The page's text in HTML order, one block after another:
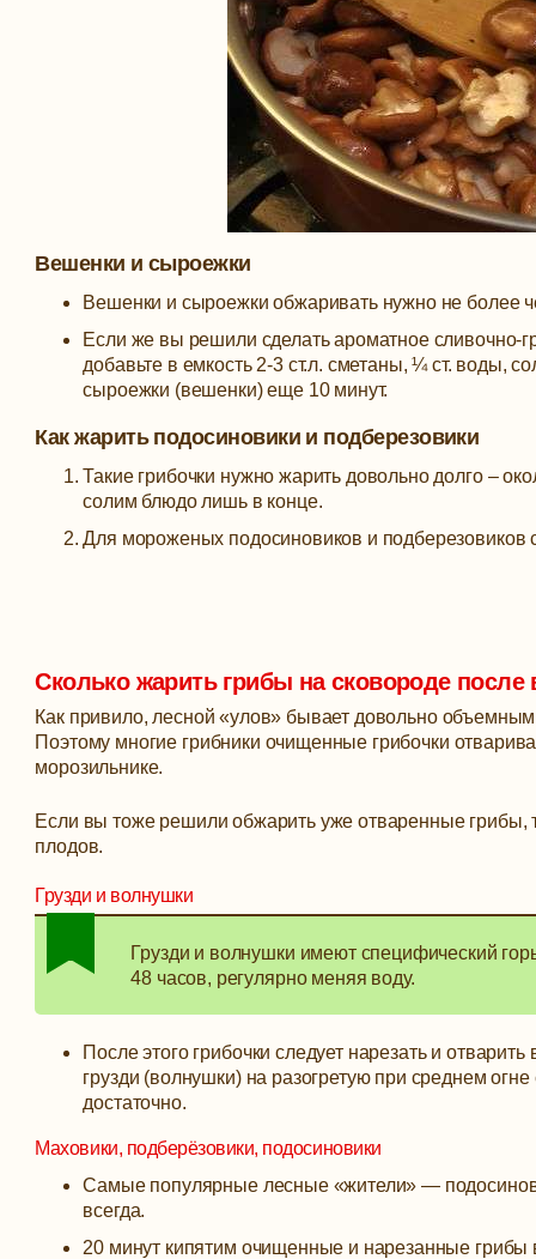
Вешенки и сыроежки
Вешенки и сыроежки обжаривать нужно не более
Если же вы решили сделать ароматное сливочно-
добавьте в емкость 2-3 ст.л. сметаны, ¼ ст. воды,
сыроежки (вешенки) еще 10 минут.
Как жарить подосиновики и подберезовики
Такие грибочки нужно жарить довольно долго –
солим блюдо лишь в конце.
Для мороженых подосиновиков и подберезовиков
Сколько жарить грибы на сковороде после
Как привило, лесной «улов» бывает довольно
Поэтому многие грибники очищенные грибочки
морозильнике.
Если вы тоже решили обжарить уже отваренные грибы,
плодов.
Грузди и волнушки
Грузди и волнушки имеют специфический
48 часов, регулярно меняя воду.
После этого грибочки следует нарезать и
грузди (волнушки) на разогретую при среднем
достаточно.
Маховики, подберёзовики, подосиновики
Самые популярные лесные «жители» —
всегда.
20 минут кипятим очищенные и нарезанные грибы